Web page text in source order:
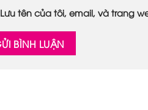
Lưu tên của tôi, email, và trang